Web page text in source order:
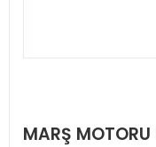
MARŞ MOTORU